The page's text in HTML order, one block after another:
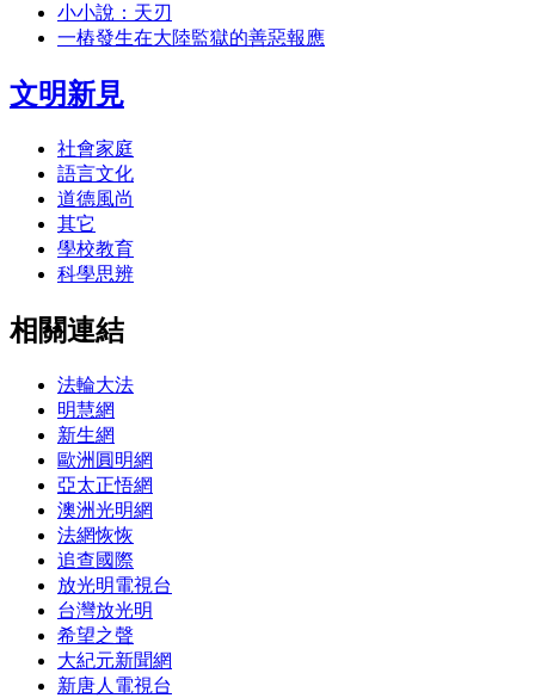
小小說：天刃
一樁發生在大陸監獄的善惡報應
文明新見
社會家庭
語言文化
道德風尚
其它
學校教育
科學思辨
相關連結
法輪大法
明慧網
新生網
歐洲圓明網
亞太正悟網
澳洲光明網
法網恢恢
追查國際
放光明電視台
台灣放光明
希望之聲
大紀元新聞網
新唐人電視台